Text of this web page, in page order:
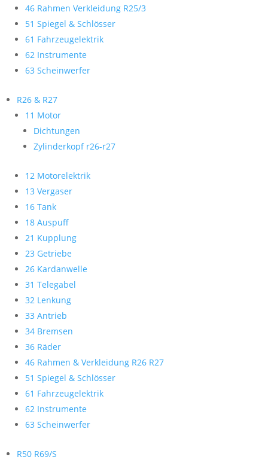
46 Rahmen Verkleidung R25/3
51 Spiegel & Schlösser
61 Fahrzeugelektrik
62 Instrumente
63 Scheinwerfer
R26 & R27
11 Motor
Dichtungen
Zylinderkopf r26-r27
12 Motorelektrik
13 Vergaser
16 Tank
18 Auspuff
21 Kupplung
23 Getriebe
26 Kardanwelle
31 Telegabel
32 Lenkung
33 Antrieb
34 Bremsen
36 Räder
46 Rahmen & Verkleidung R26 R27
51 Spiegel & Schlösser
61 Fahrzeugelektrik
62 Instrumente
63 Scheinwerfer
R50 R69/S